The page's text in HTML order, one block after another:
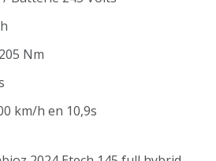
Nm
km/h en 10,9s